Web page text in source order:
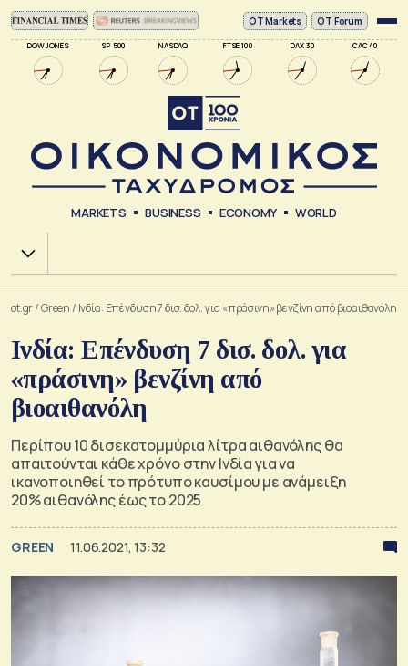
DOW JONES SP 500 NASDAQ FTSE 100 DAX 30 CAC 40
ΟΤ Markets OT Forum
MARKETS BUSINESS ECONOMY WORLD
Χ.Α.
ot.gr/Green / Ινδία: Επένδυση 7 δισ. δολ. για «πράσινη» βενζίνη από βιοαιθανόλη
Ινδία: Επένδυση 7 δισ. δολ. για
«πράσινη» βενζίνη από
βιοαιθανόλη
Περίπου 10 δισεκατομμύρια λίτρα αιθανόλης θα
απαιτούνται κάθε χρόνο στην Ινδία για να
ικανοποιηθεί το πρότυπο καυσίμου με ανάμειξη
20% αιθανόλης έως το 2025
GREEN 11.06.2021, 13:32